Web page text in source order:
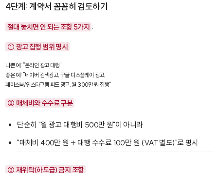
4단계: 계약서 꼼꼼히 검토하기
절대 놓치면 안 되는 조항 5가지 :
① 광고 집행 범위 명시
나쁜 예: "온라인 광고 대행"
좋은 예: "네이버 검색광고, 구글 디스플레이 광고,
페이스북/인스타그램 피드 광고, 월 300만 원 집행"
② 매체비와 수수료 구분
단순히 "월 광고 대행비 500만 원"이 아니라
"매체비 400만 원 + 대행 수수료 100만 원 (VAT 별도)"로 명시
③ 재위탁(하도급) 금지 조항